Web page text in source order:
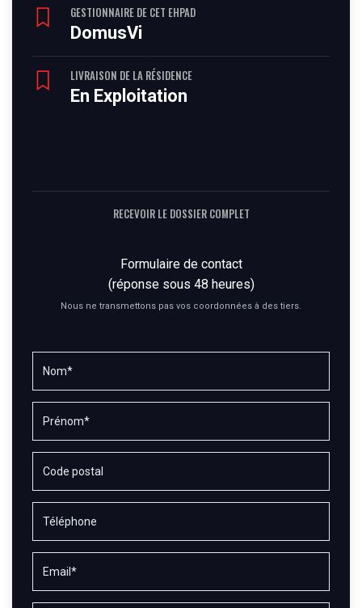
GESTIONNAIRE DE CET EHPAD
DomusVi
LIVRAISON DE LA RÉSIDENCE
En Exploitation
RECEVOIR LE DOSSIER COMPLET
Formulaire de contact
(réponse sous 48 heures)
Nous ne transmettons pas vos coordonnées à des tiers.